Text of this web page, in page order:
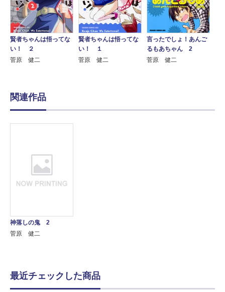
賢者ちゃんは悟ってな
い！ ２
菅原 健二
賢者ちゃんは悟ってな
い！ １
菅原 健二
言ったでしょ！あんご
るもあちゃん 2
菅原 健二
関連作品
神落しの鬼 2
菅原 健二
最近チェックした商品